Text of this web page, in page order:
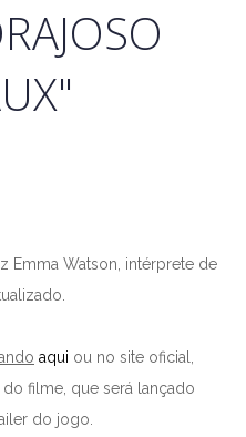
Emma Watson, intérprete de
aqui ou no site oficial,
filme, que será lançado
do jogo.